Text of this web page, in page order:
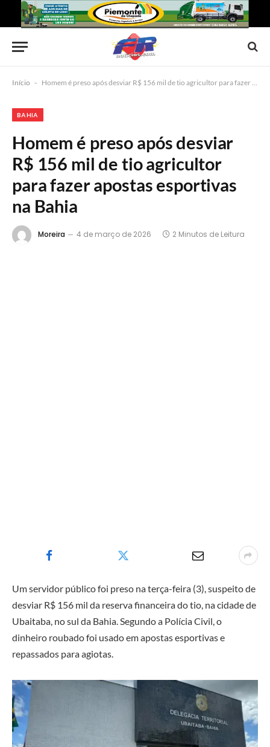
Início - Homem é preso após desviar R$ 156 mil de tio agricultor para fazer apostas esportivas na Bahia
BAHIA
Homem é preso após desviar
R$ 156 mil de tio agricultor
para fazer apostas esportivas
na Bahia
Moreira 4 de março de 2026 2 Minutos de Leitura
Um servidor público foi preso na terça-feira (3), suspeito de
desviar R$ 156 mil da reserva financeira do tio, na cidade de
Ubaitaba, no sul da Bahia. Segundo a Polícia Civil, o
dinheiro roubado foi usado em apostas esportivas e
repassados para agiotas.